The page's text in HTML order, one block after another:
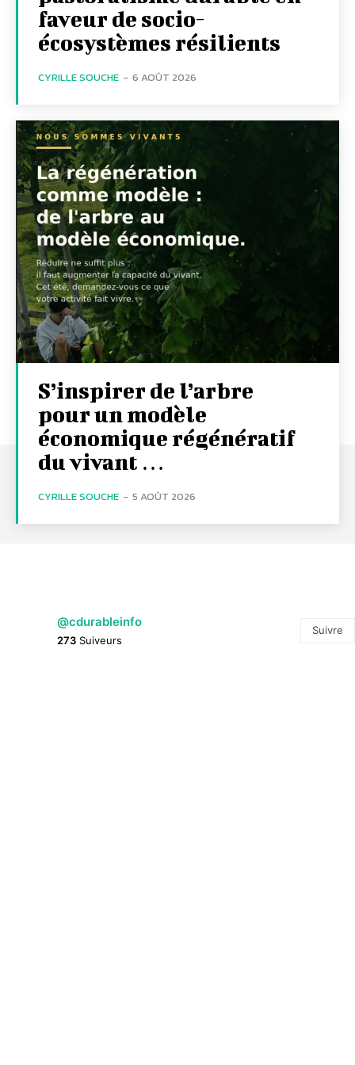
faveur de socio-
écosystèmes résilients
CYRILLE SOUCHE - 6 AOÛT 2026
S’inspirer de l’arbre
pour un modèle
économique régénératif
du vivant …
CYRILLE SOUCHE - 5 AOÛT 2026
@cdurableinfo
273 Suiveurs
Suivre